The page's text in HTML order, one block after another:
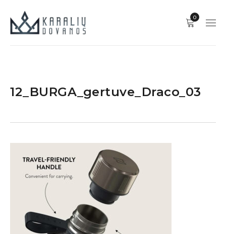
0
12_BURGA_gertuve_Draco_03